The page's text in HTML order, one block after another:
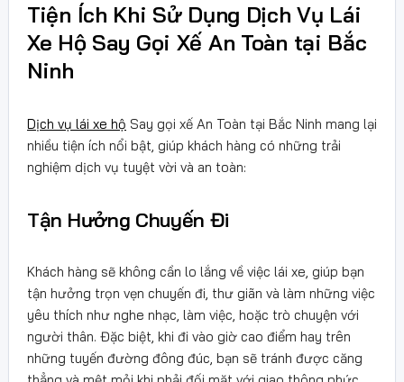
Tiện Ích Khi Sử Dụng Dịch Vụ Lái
Xe Hộ Say Gọi Xế An Toàn tại Bắc
Ninh
Dịch vụ lái xe hộ Say gọi xế An Toàn tại Bắc Ninh mang lại
nhiều tiện ích nổi bật, giúp khách hàng có những trải
nghiệm dịch vụ tuyệt vời và an toàn:
Tận Hưởng Chuyến Đi
Khách hàng sẽ không cần lo lắng về việc lái xe, giúp bạn
tận hưởng trọn vẹn chuyến đi, thư giãn và làm những việc
yêu thích như nghe nhạc, làm việc, hoặc trò chuyện với
người thân. Đặc biệt, khi đi vào giờ cao điểm hay trên
những tuyến đường đông đúc, bạn sẽ tránh được căng